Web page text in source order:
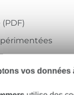
pour
OS X (à partir
pour ouvrir
vos données